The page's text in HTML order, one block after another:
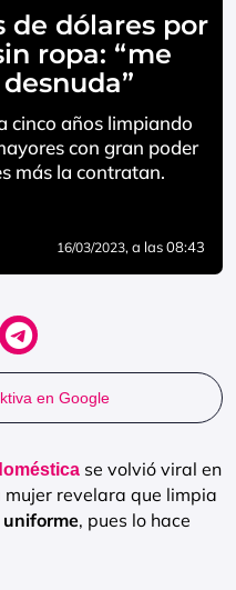
de dólares por
ropa: “me
cinco años limpiando
con gran poder
más la contratan.
16/03/2023, a las 08:43
en Google
se volvió viral en
mujer revelara que limpia
, pues lo hace